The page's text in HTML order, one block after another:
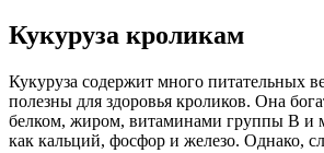
Кукуруза кроликам
Кукуруза содержит много питательных
полезны для здоровья кроликов. Она
белком, жиром, витаминами группы В и
как кальций, фосфор и железо. Однако,